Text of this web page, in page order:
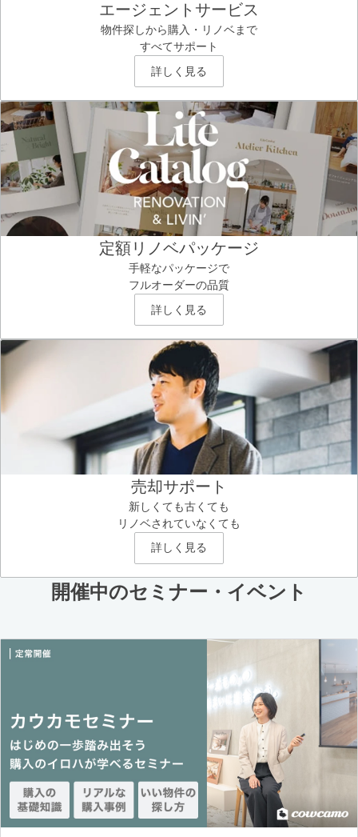
エージェントサービス
物件探しから購入・リノベまで
すべてサポート
詳しく見る
定額リノベパッケージ
手軽なパッケージで
フルオーダーの品質
詳しく見る
売却サポート
新しくても古くても
リノベされていなくても
詳しく見る
開催中のセミナー・イベント